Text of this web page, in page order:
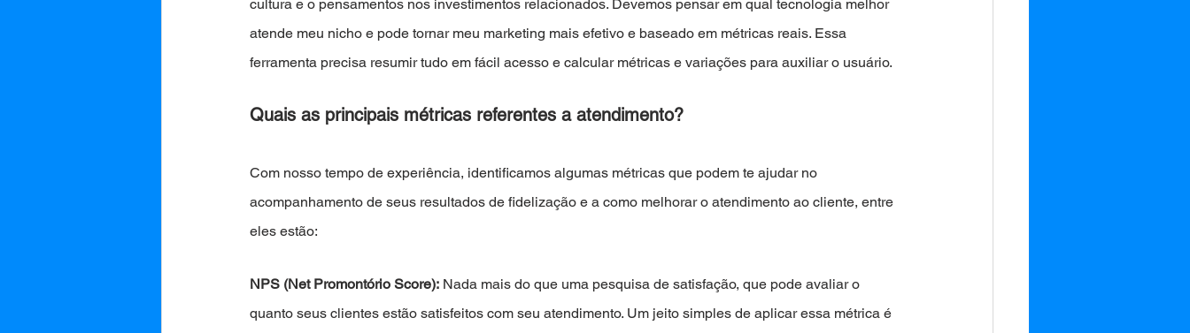
cultura e o pensamentos nos investimentos relacionados. Devemos pensar em qual tecnologia melhor
atende meu nicho e pode tornar meu marketing mais efetivo e baseado em métricas reais. Essa
ferramenta precisa resumir tudo em fácil acesso e calcular métricas e variações para auxiliar o usuário.
Quais as principais métricas referentes a atendimento?
Com nosso tempo de experiência, identificamos algumas métricas que podem te ajudar no
acompanhamento de seus resultados de fidelização e a como melhorar o atendimento ao cliente, entre
eles estão:
NPS (Net Promontório Score): Nada mais do que uma pesquisa de satisfação, que pode avaliar o
quanto seus clientes estão satisfeitos com seu atendimento. Um jeito simples de aplicar essa métrica é